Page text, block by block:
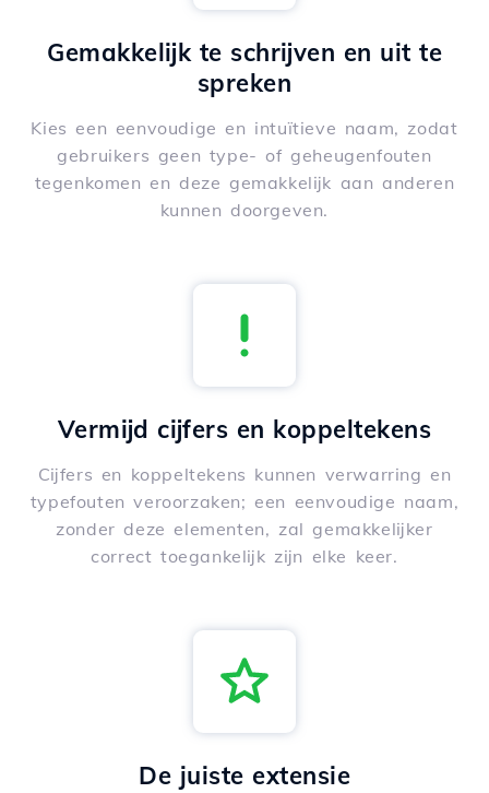
Gemakkelijk te schrijven en uit te
spreken
Kies een eenvoudige en intuïtieve naam, zodat
gebruikers geen type- of geheugenfouten
tegenkomen en deze gemakkelijk aan anderen
kunnen doorgeven.
Vermijd cijfers en koppeltekens
Cijfers en koppeltekens kunnen verwarring en
typefouten veroorzaken; een eenvoudige naam,
zonder deze elementen, zal gemakkelijker
correct toegankelijk zijn elke keer.
De juiste extensie